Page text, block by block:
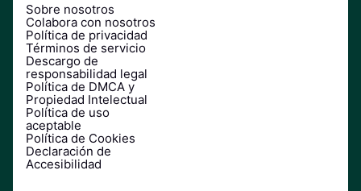
Sobre nosotros
Colabora con nosotros
Política de privacidad
Términos de servicio
Descargo de
responsabilidad legal
Política de DMCA y
Propiedad Intelectual
Política de uso
aceptable
Política de Cookies
Declaración de
Accesibilidad